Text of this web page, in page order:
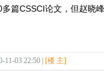
多篇CSSCI论文，但赵晓
11-03 22:50 | [楼 主]